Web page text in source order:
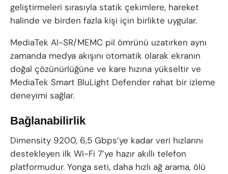
geliştirmeleri sırasıyla statik çekimlere, hareket
halinde ve birden fazla kişi için birlikte uygular.
MediaTek AI-SR/MEMC pil ömrünü uzatırken aynı
zamanda medya akışını otomatik olarak ekranın
doğal çözünürlüğüne ve kare hızına yükseltir ve
MediaTek Smart BluLight Defender rahat bir izleme
deneyimi sağlar.
Bağlanabilirlik
Dimensity 9200, 6,5 Gbps’ye kadar veri hızlarını
destekleyen ilk Wi-Fi 7’ye hazır akıllı telefon
platformudur. Yonga seti, daha hızlı ağ arama, ölü